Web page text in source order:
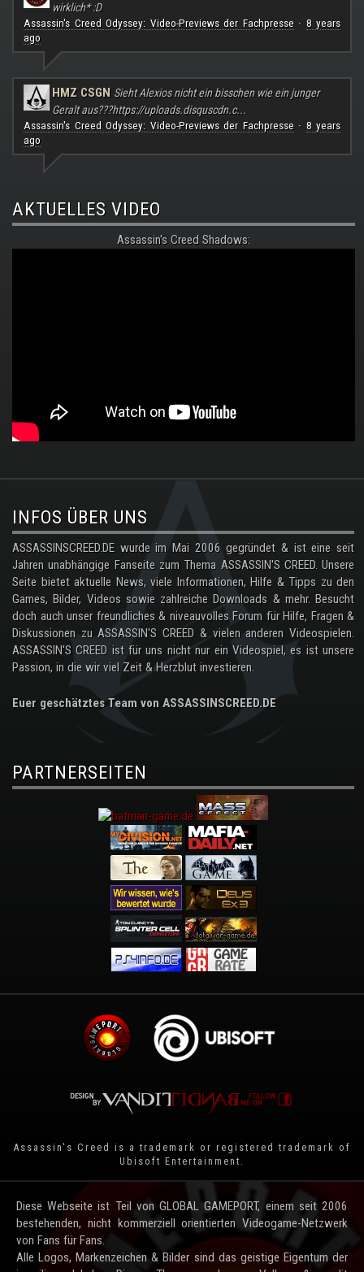
wirklich* :D
Assassin's Creed Odyssey: Video-Previews der Fachpresse· 8 years
ago
HMZ CSGN Sieht Alexios nicht ein bisschen wie ein junger
Geralt aus???https://uploads.disquscdn.c...
Assassin's Creed Odyssey: Video-Previews der Fachpresse· 8 years
ago
AKTUELLES VIDEO
Assassin's Creed Shadows:
.
INFOS ÜBER UNS
ASSASSINSCREED.DE wurde im Mai 2006 gegründet & ist eine seit
Jahren unabhängige Fanseite zum Thema ASSASSIN'S CREED. Unsere
Seite bietet aktuelle News, viele Informationen, Hilfe & Tipps zu den
Games, Bilder, Videos sowie zahlreiche Downloads & mehr. Besucht
doch auch unser freundliches & niveauvolles Forum für Hilfe, Fragen &
Diskussionen zu ASSASSIN'S CREED & vielen anderen Videospielen.
ASSASSIN'S CREED ist für uns nicht nur ein Videospiel, es ist unsere
Passion, in die wir viel Zeit & Herzblut investieren.
Euer geschätztes Team von ASSASSINSCREED.DE
PARTNERSEITEN
Assassin's Creed is a trademark or registered trademark of
Ubisoft Entertainment
Diese Webseite ist Teil von GLOBAL GAMEPORT, einem seit 2006
bestehenden, nicht kommerziell orientierten Videogame-Netzwerk
von Fans für Fans.
Alle Logos, Markenzeichen & Bilder sind das geistige Eigentum der